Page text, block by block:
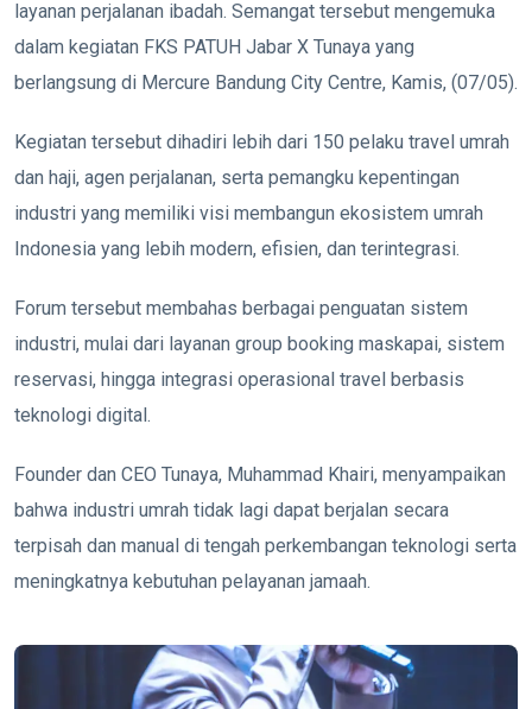
layanan perjalanan ibadah. Semangat tersebut mengemuka
dalam kegiatan FKS PATUH Jabar X Tunaya yang
berlangsung di Mercure Bandung City Centre, Kamis, (07/05).
Kegiatan tersebut dihadiri lebih dari 150 pelaku travel umrah
dan haji, agen perjalanan, serta pemangku kepentingan
industri yang memiliki visi membangun ekosistem umrah
Indonesia yang lebih modern, efisien, dan terintegrasi.
Forum tersebut membahas berbagai penguatan sistem
industri, mulai dari layanan group booking maskapai, sistem
reservasi, hingga integrasi operasional travel berbasis
teknologi digital.
Founder dan CEO Tunaya, Muhammad Khairi, menyampaikan
bahwa industri umrah tidak lagi dapat berjalan secara
terpisah dan manual di tengah perkembangan teknologi serta
meningkatnya kebutuhan pelayanan jamaah.